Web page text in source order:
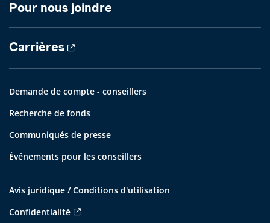
Pour nous joindre
Carrières
Demande de compte - conseillers
Recherche de fonds
Communiqués de presse
Événements pour les conseillers
Avis juridique / Conditions d'utilisation
Confidentialité